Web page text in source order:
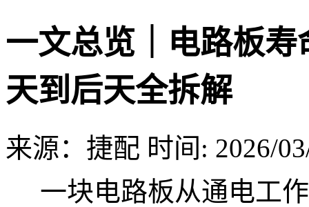
一文总览｜电路板
天到后天全拆解
来源：捷配 时间: 2026/
一块电路板从通电工